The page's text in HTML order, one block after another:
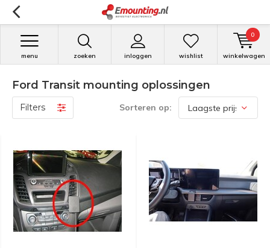
zoeken inloggen
menu wishlist winkelwagen
0
Ford Transit mounting oplossingen
Filters Sorteren op: